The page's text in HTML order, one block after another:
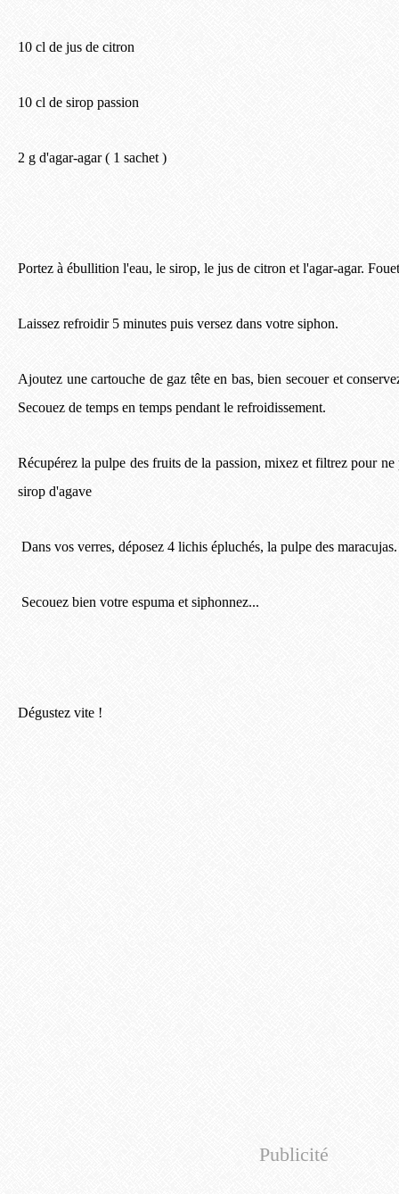
10 cl de jus de citron
10 cl de sirop passion
2 g d'agar-agar ( 1 sachet )
Portez à ébullition l'eau, le sirop, le jus de citron et l'agar-agar.
Laissez refroidir 5 minutes puis versez dans votre siphon.
Ajoutez une cartouche de gaz tête en bas, bien secouer et
Secouez de temps en temps pendant le refroidissement.
Récupérez la pulpe des fruits de la passion, mixez et filtrez pour
sirop d'agave
Dans vos verres, déposez 4 lichis épluchés, la pulpe des maracujas.
Secouez bien votre espuma et siphonnez...
Dégustez vite !
Publicité